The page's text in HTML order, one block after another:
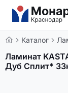
Каталог
Ламинат
Дуб Сплит*